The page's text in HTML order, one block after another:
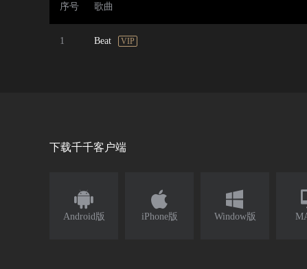
序号 歌曲
1 Beat VIP
下载千千客户端

Android版

iPhone版

Window版